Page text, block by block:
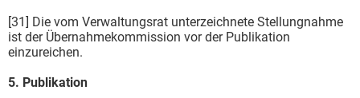
[31] Die vom Verwaltungsrat unterzeichnete Stellungnahme
ist der Übernahmekommission vor der Publikation
einzureichen.
5. Publikation